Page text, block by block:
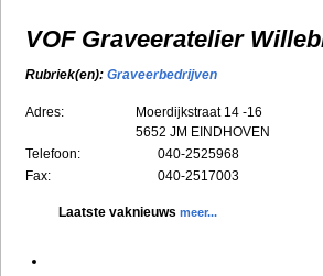
VOF Graveeratelier
Rubriek(en): Graveerbedrijven
Adres:
Moerdijkstraat 14 -16
5652 JM EINDHOVEN
Telefoon:
040-2525968
Fax:
040-2517003
Laatste vaknieuws meer...